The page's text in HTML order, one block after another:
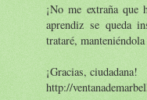
¡No me extraña
aprendiz se queda
trataré,
¡Gracias, ciudadana!
http://